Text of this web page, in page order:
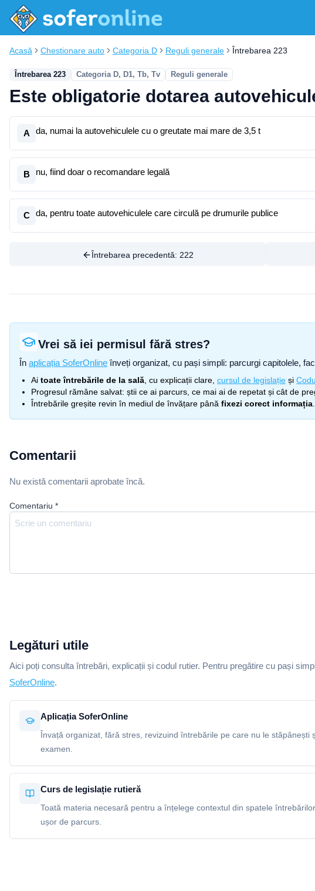
Acasă Chestionare auto Categoria D Reguli generale Întrebarea 223
Întrebarea 223 Categoria D, D1, Tb, Tv Reguli generale
Este obligatorie dotarea
A da, numai la autovehiculele cu o greutate mai mare de 3,5 t
B nu, fiind doar o recomandare legală
C da, pentru toate autovehiculele care circulă pe drumurile publice
Întrebarea precedentă: 222
Vrei să iei permisul fără stres?
În aplicația SoferOnline înveți organizat, cu pași simpli: parcurgi capitolele,
Ai toate întrebările de la sală , cu explicații clare, cursul de legislație și
Progresul rămâne salvat: știi ce ai parcurs, ce mai ai de repetat și cât de
Întrebările greșite revin în mediul de învățare până fixezi corect informația
Comentarii
Nu există comentarii aprobate încă.
Comentariu *
Legături utile
Aici poți consulta întrebări, explicații și codul rutier. Pentru pregătire cu pași
SoferOnline.
Aplicația SoferOnline
Învață organizat, fără stres, revizuind întrebările pe care nu le stăpânești
examen.
Curs de legislație rutieră
Toată materia necesară pentru a înțelege contextul din spatele
ușor de parcurs.